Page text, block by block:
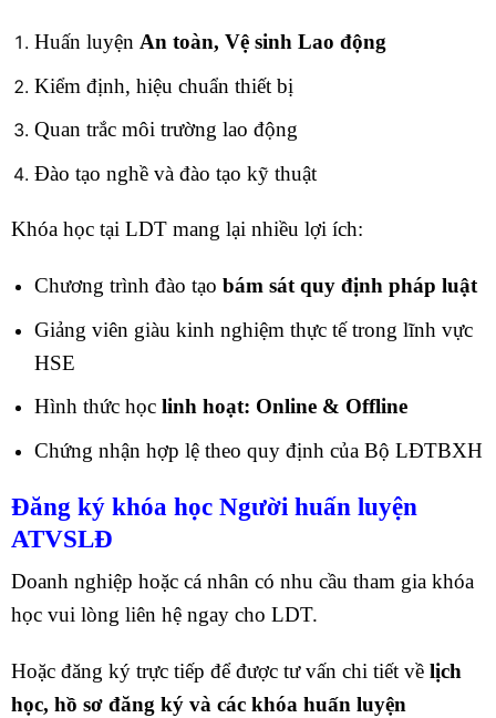
Huấn luyện An toàn, Vệ sinh Lao động
Kiểm định, hiệu chuẩn thiết bị
Quan trắc môi trường lao động
Đào tạo nghề và đào tạo kỹ thuật
Khóa học tại LDT mang lại nhiều lợi ích:
Chương trình đào tạo bám sát quy định pháp luật
Giảng viên giàu kinh nghiệm thực tế trong lĩnh vực
HSE
Hình thức họclinh hoạt: Online & Offline
Chứng nhận hợp lệ theo quy định của Bộ LĐTBXH
Đăng ký khóa học Người huấn luyện
ATVSLĐ
Doanh nghiệp hoặc cá nhân có nhu cầu tham gia khóa
học vui lòng liên hệ ngay cho LDT.
Hoặc đăng ký trực tiếp để được tư vấn chi tiết về lịch
học, hồ sơ đăng ký và các khóa huấn luyện